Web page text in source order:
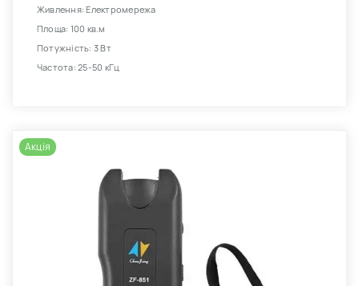
Живлення: Електромережа
Площа: 100 кв.м
Потужність: 3 Вт
Частота: 25-50 кГц
Акція